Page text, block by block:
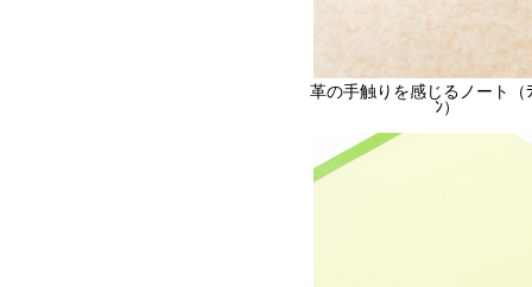
革の手触りを感じるノート（
ﾝ）